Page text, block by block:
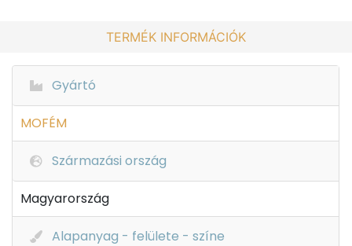
TERMÉK INFORMÁCIÓK
Gyártó
MOFÉM
Származási ország
Magyarország
Alapanyag - felülete - színe